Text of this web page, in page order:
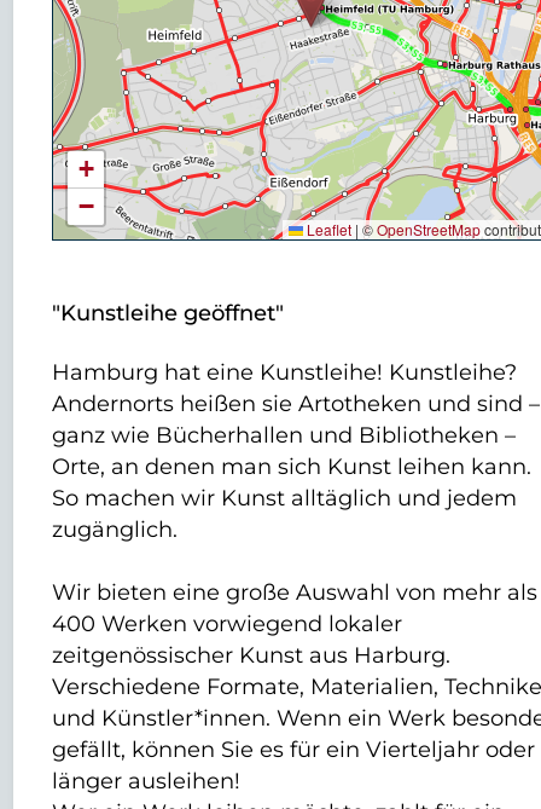
+
−
Leaflet | ©OpenStreetMap
"Kunstleihe geöffnet"
Hamburg hat eine Kunstleihe! Kunstleihe?
Andernorts heißen sie Artotheken und sind –
ganz wie Bücherhallen und Bibliotheken –
Orte, an denen man sich Kunst leihen kann.
So machen wir Kunst alltäglich und jedem
zugänglich.
Wir bieten eine große Auswahl von mehr als
400 Werken vorwiegend lokaler
zeitgenössischer Kunst aus Harburg.
Verschiedene Formate, Materialien,
und Künstler*innen. Wenn ein Werk
gefällt, können Sie es für ein Vierteljahr oder
länger ausleihen!